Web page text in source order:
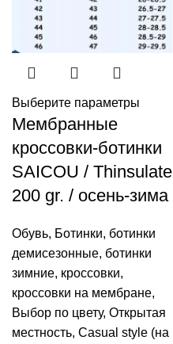
Выберите параметры
Мембранные
кроссовки-ботинки
SAICOU / Thinsulate
200 gr. / осень-зима
Обувь, Ботинки, ботинки
демисезонные, ботинки
зимние, кроссовки,
кроссовки на мембране,
Выбор по цвету, Открытая
местность, Casual style (на